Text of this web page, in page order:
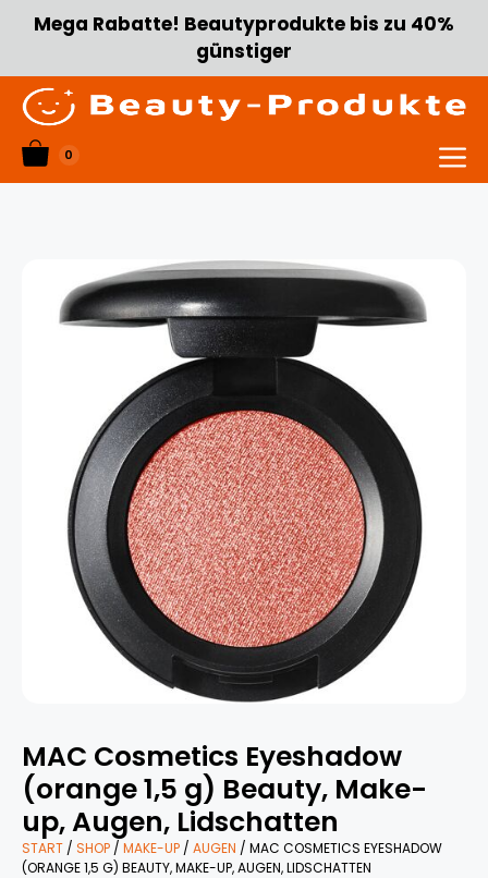
Zum
Inhalt
Mega Rabatte! Beautyprodukte bis zu 40%
günstiger
0
Menü
MAC Cosmetics Eyeshadow
(orange 1,5 g) Beauty, Make-
up, Augen, Lidschatten
START / SHOP / MAKE-UP / AUGEN / MAC COSMETICS EYESHADOW
(ORANGE 1,5 G) BEAUTY, MAKE-UP, AUGEN, LIDSCHATTEN